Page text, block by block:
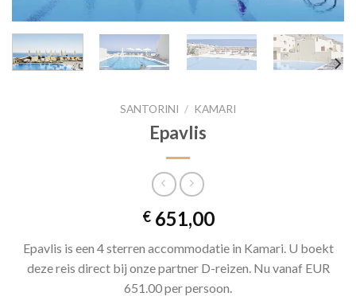
SANTORINI / KAMARI
Epavlis
€651,00
Epavlis is een 4 sterren accommodatie in Kamari. U boekt
deze reis direct bij onze partner D-reizen. Nu vanaf EUR
651.00 per persoon.